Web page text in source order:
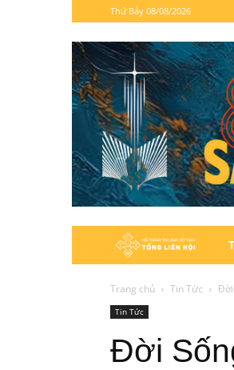
Thứ Bảy 08/08/2026
Hội
Trang chủ Tin Tức Đời
Tin Tức
Đời